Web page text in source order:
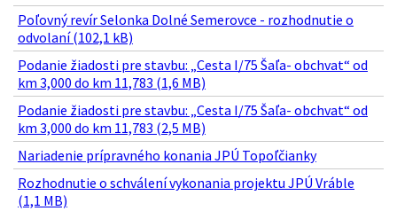
Poľovný revír Selonka Dolné Semerovce - rozhodnutie o
odvolaní (102,1 kB)
Podanie žiadosti pre stavbu: „Cesta I/75 Šaľa- obchvat“ od
km 3,000 do km 11,783 (1,6 MB)
Podanie žiadosti pre stavbu: „Cesta I/75 Šaľa- obchvat“ od
km 3,000 do km 11,783 (2,5 MB)
Nariadenie prípravného konania JPÚ Topoľčianky
Rozhodnutie o schválení vykonania projektu JPÚ Vráble
(1,1 MB)